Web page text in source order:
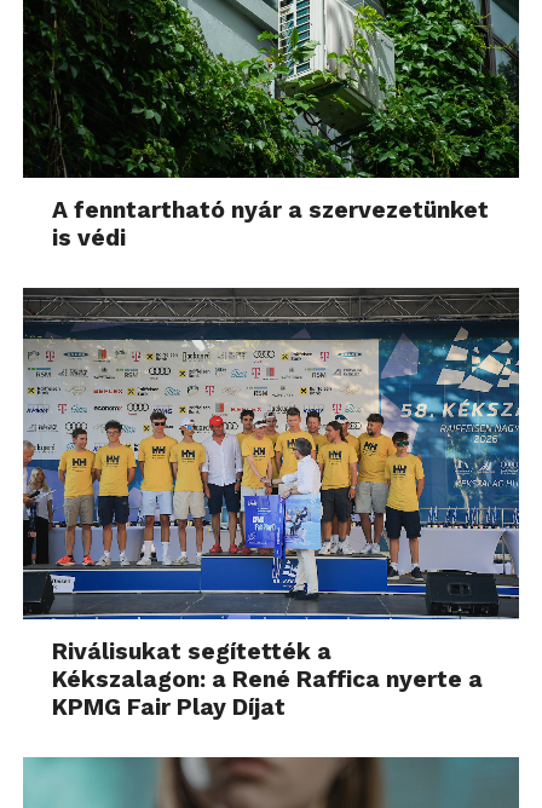
A fenntartható nyár a szervezetünket
is védi
Riválisukat segítették a
Kékszalagon: a René Raffica nyerte a
KPMG Fair Play Díjat